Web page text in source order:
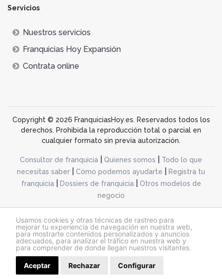
Usamos cookies y otras técnicas de rastreo para
mejorar tu experiencia de navegación en nuestra web,
para mostrarte contenidos personalizados y anuncios
adecuados, para analizar el tráfico en nuestra web y
para comprender de donde llegan nuestros visitantes.
Aceptar Rechazar Configurar
Servicios
Nuestros servicios
Franquicias Hoy Expansión
Contrata online
Copyright © 2026 FranquiciasHoy.es. Reservados todos los
derechos. Prohibida la reproducción total o parcial en
cualquier formato sin previa autorización.
Consultor de franquicia Quienes somos
Todo lo que
necesitas saber
Cómo podemos ayudarte
Registra tu
franquicia| Dossiers de franquicia|
Otros modelos de
negocio
@franquiciashoy.es |Aviso legal| Política de cookies|Política de privacidad